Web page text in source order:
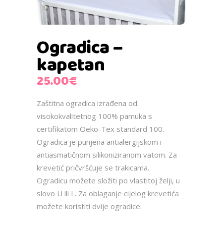
Ogradica –
kapetan
25.00€
Zaštitna ogradica izrađena od
visokokvalitetnog 100% pamuka s
certifikatom Oeko-Tex standard 100.
Ogradica je punjena antialergijskom i
antiasmatičnom silikoniziranom vatom. Za
krevetić pričvršćuje se trakicama.
Ogradicu možete složiti po vlastitoj želji, u
slovo U ili L. Za oblaganje cijelog krevetića
možete koristiti dvije ogradice.